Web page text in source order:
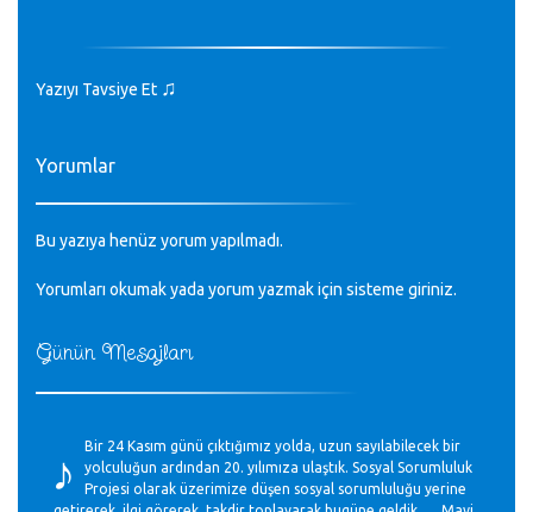
Günün Mesajları
♪
Bir 24 Kasım günü çıktığımız yolda, uzun sayılabilecek bir
yolculuğun ardından 20. yılımıza ulaştık. Sosyal Sorumluluk
Projesi olarak üzerimize düşen sosyal sorumluluğu yerine
Yazıyı Tavsiye Et ♫
Yorumlar
Bu yazıya henüz yorum yapılmadı.
Yorumları okumak yada yorum yazmak için sisteme giriniz.